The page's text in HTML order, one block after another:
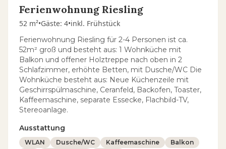
Ferienwohnung Riesling
52 m²•Gäste: 4•inkl. Frühstück
Ferienwohnung Riesling für 2-4 Personen ist ca.
52m² groß und besteht aus: 1 Wohnküche mit
Balkon und offener Holztreppe nach oben in 2
Schlafzimmer, erhöhte Betten, mit Dusche/WC Die
Wohnküche besteht aus: Neue Küchenzeile mit
Geschirrspülmaschine, Ceranfeld, Backofen, Toaster,
Kaffeemaschine, separate Essecke, Flachbild-TV,
Stereoanlage.
Ausstattung
WLAN Dusche/WC Kaffeemaschine
Balkon